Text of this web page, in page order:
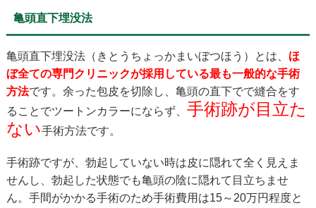
亀頭直下埋没法
亀頭直下埋没法（きとうちょっかまいぼつほう）とは、 ほ
ぼ全ての専門クリニックが採用している最も一般的な手術
方法です。余った包皮を切除し、亀頭の直下でで縫合をす
ることでツートンカラーにならず、 手術跡が目立た
ない手術方法です。
手術跡ですが、勃起していない時は皮に隠れて全く見えま
せんし、勃起した状態でも亀頭の陰に隠れて目立ちませ
ん。手間がかかる手術のため手術費用は15～20万円程度と